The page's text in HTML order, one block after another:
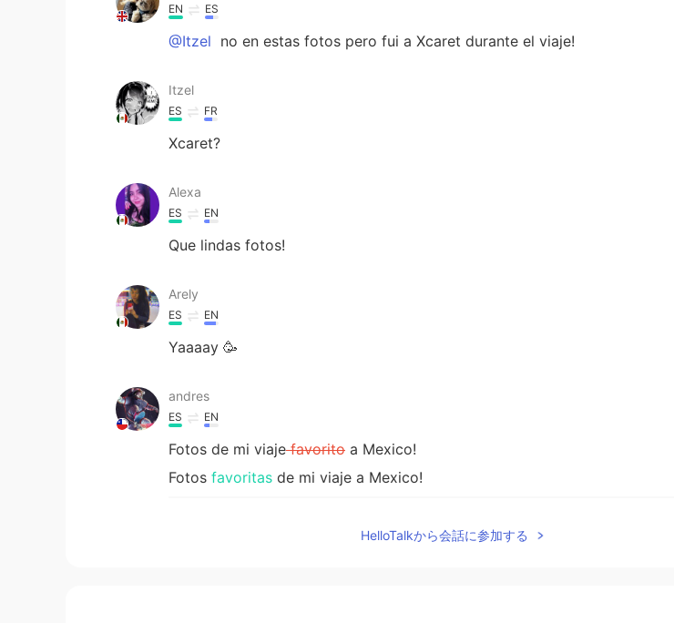
EN ES
@Itzel no en estas fotos pero fui a Xcaret durante el viaje!
Itzel
ES FR
Xcaret?
Alexa
ES EN
Que lindas fotos!
Arely
ES EN
Yaaaay 🥳
andres
ES EN
Fotos de mi viajefavorito a Mexico!
Fotos favoritas de mi viaje a Mexico!
HelloTalkから会話に参加する